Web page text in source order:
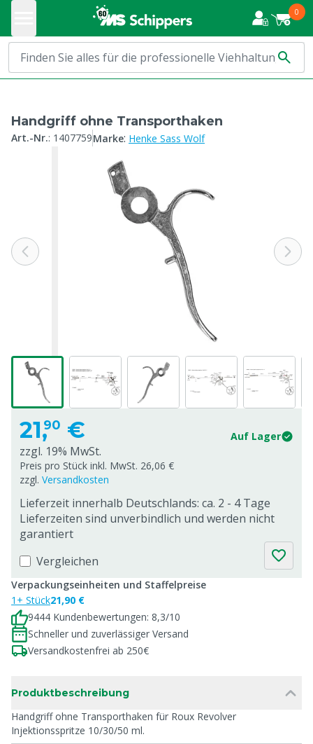
0
Handgriff ohne Transporthaken
Art.-Nr.: 1407759Marke: Henke Sass Wolf
21,90 € Auf Lager
zzgl. 19% MwSt.
Preis pro Stück inkl. MwSt. 26,06 €
zzgl. Versandkosten
Lieferzeit innerhalb Deutschlands: ca. 2 - 4 Tage
Lieferzeiten sind unverbindlich und werden nicht
garantiert
Vergleichen
Verpackungseinheiten und Staffelpreise
1+ Stück21,90 €
9444 Kundenbewertungen: 8,3/10
Schneller und zuverlässiger Versand
Versandkostenfrei ab 250€
Produktbeschreibung
Handgriff ohne Transporthaken für Roux Revolver
Injektionsspritze 10/30/50 ml.